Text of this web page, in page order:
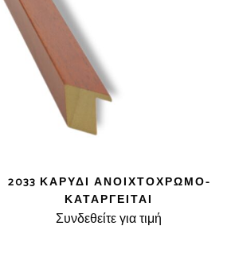
2033 ΚΑΡΥΔΊ ΑΝΟΙΧΤΌΧΡΩΜΟ-
ΚΑΤΑΡΓΕΊΤΑΙ
Συνδεθείτε για τιμή